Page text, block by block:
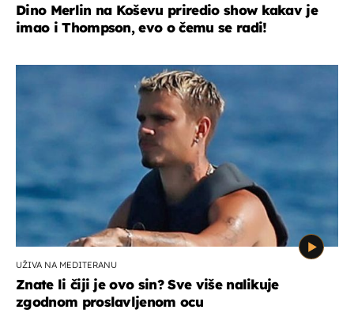
Dino Merlin na Koševu priredio show kakav je
imao i Thompson, evo o čemu se radi!
UŽIVA NA MEDITERANU
Znate li čiji je ovo sin? Sve više nalikuje
zgodnom proslavljenom ocu